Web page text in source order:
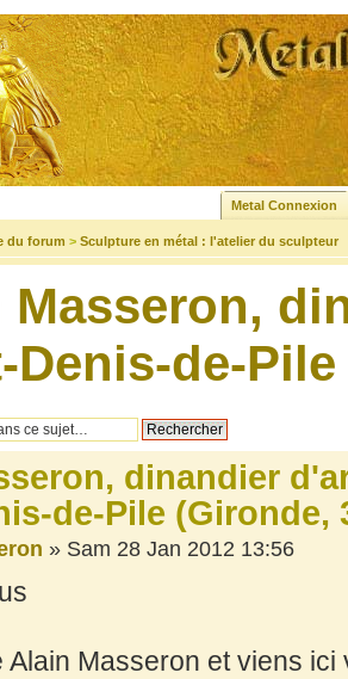
Metal Connexion
du forum > Sculpture en métal : l'atelier du sculpteur
Masseron,
Denis-de-
dinandier
de-Pile (Gironde,
» Sam 28 Jan 2012 13:56
Alain Masseron et viens